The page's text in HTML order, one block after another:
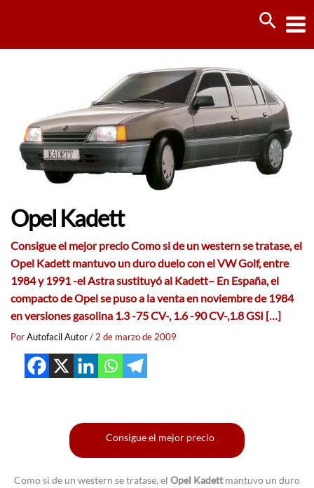
Opel Kadett
Consigue el mejor precio Como si de un western se tratase, el
Opel Kadett mantuvo un duro duelo con el VW Golf, entre
1984 y 1991 -el Astra sustituyó al Kadett– En España, el
compacto de Opel se puso a la venta en noviembre de 1984
en versiones gasolina 1.3 -75 CV-, 1.6 -90 CV-,1.8 GSI […]
PorAutofacil Autor/ 2 de marzo de 2009
Consigue el mejor precio
Como si de un western se tratase, el Opel Kadettmantuvo un duro